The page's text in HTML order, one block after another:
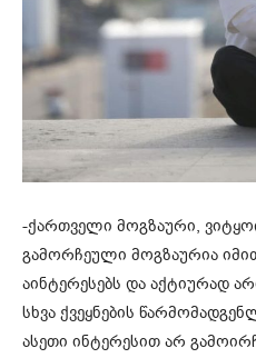
-ქართველი მოგზაური,
გამორჩეული მოგზაურია
აინტერესებს და აქტიურად
სხვა ქვეყნების
ასეთი ინტერესით არ